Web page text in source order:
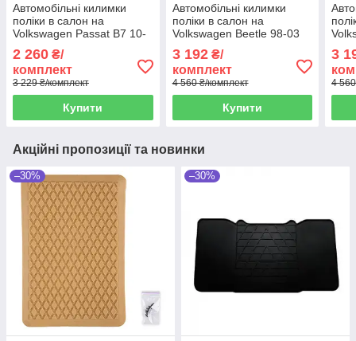
Автомобільні килимки
поліки в салон на
Volkswagen Passat B7 10-
Фольксваген Пасат Б7
2 260 ₴/
комплект
3 229 ₴/комплект
Купити
Автомобільні килимки
поліки в салон на
Volkswagen Beetle 98-03
Фольксваген Бітл
3 192₴/
комплект
4 560 ₴/комплект
Купити
3
4
Акційні пропозиції та новинки
–30% –30%